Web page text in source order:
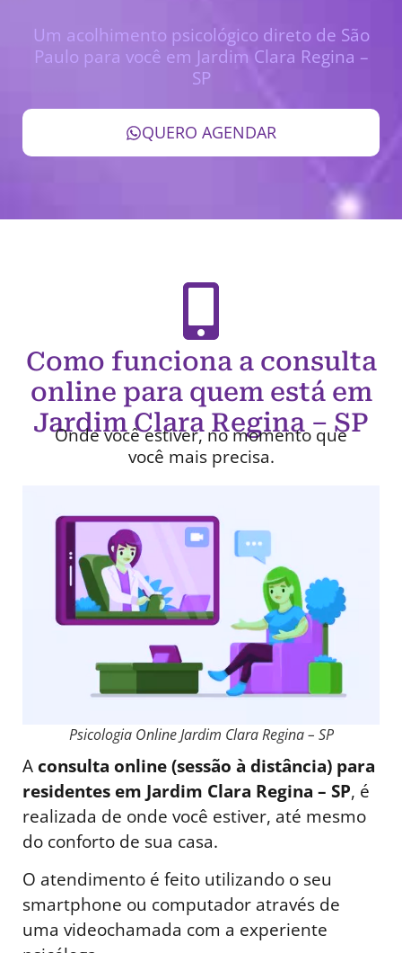
Um acolhimento psicológico direto de São
Paulo para você em Jardim Clara Regina –
SP
QUERO AGENDAR
Como funciona a consulta
online para quem está em
Jardim Clara Regina – SP
Onde você estiver, no momento que
você mais precisa.
Psicologia Online Jardim Clara Regina – SP
Aconsulta online (sessão à distância) para
residentes em Jardim Clara Regina – SP, é
realizada de onde você estiver, até mesmo
do conforto de sua casa.
O atendimento é feito utilizando o seu
smartphone ou computador através de
uma videochamada com a experiente